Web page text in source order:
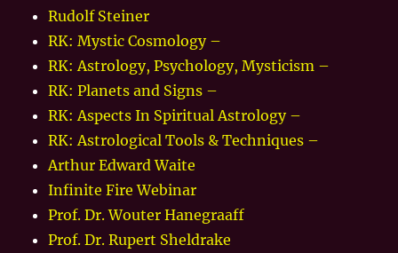
Rudolf Steiner
RK: Mystic Cosmology –
RK: Astrology, Psychology, Mysticism –
RK: Planets and Signs –
RK: Aspects In Spiritual Astrology –
RK: Astrological Tools & Techniques –
Arthur Edward Waite
Infinite Fire Webinar
Prof. Dr. Wouter Hanegraaff
Prof. Dr. Rupert Sheldrake